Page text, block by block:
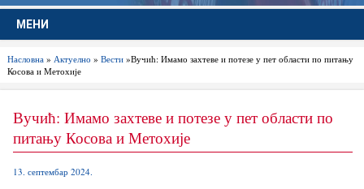
МЕНИ
Насловна» Актуелно » Вести»Вучић: Имамо захтеве и потезе у пет области по питању
Косова и Метохије
Вучић: Имамо захтеве и потезе у пет области по
питању Косова и Метохије
13. септембар 2024.